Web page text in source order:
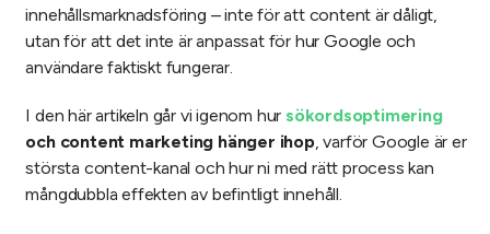
innehållsmarknadsföring – inte för att content är dåligt,
utan för att det inte är anpassat för hur Google och
användare faktiskt fungerar.
I den här artikeln går vi igenom hur sökordsoptimering
och content marketing hänger ihop, varför Google är er
största content-kanal och hur ni med rätt process kan
mångdubbla effekten av befintligt innehåll.